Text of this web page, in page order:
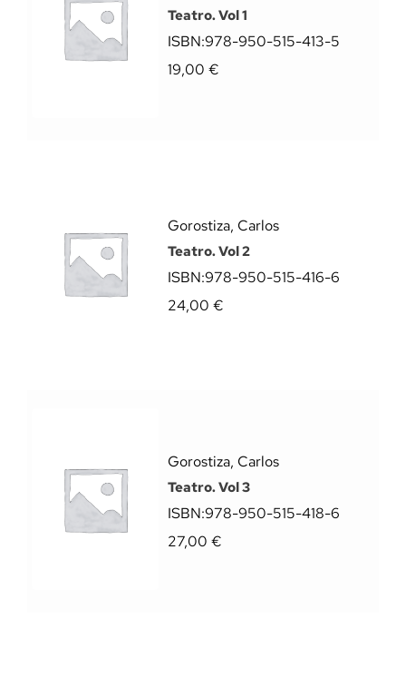
Teatro. Vol 1
ISBN:978-950-515-413-5
19,00 €
Gorostiza, Carlos
Teatro. Vol 2
ISBN:978-950-515-416-6
24,00 €
Gorostiza, Carlos
Teatro. Vol 3
ISBN:978-950-515-418-6
27,00 €